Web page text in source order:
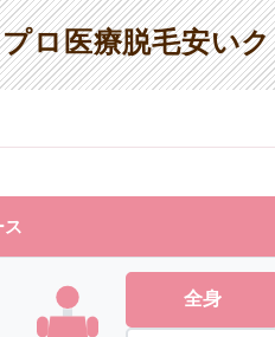
ロ医療脱毛安い
全身